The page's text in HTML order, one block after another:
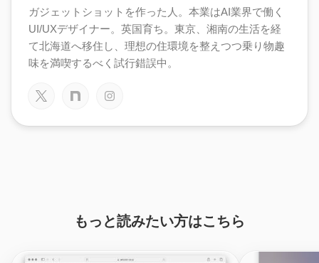
ガジェットショットを作った人。本業はAI業界で働く
UI/UXデザイナー。英国育ち。東京、湘南の生活を経
て北海道へ移住し、理想の住環境を整えつつ乗り物趣
味を満喫するべく試行錯誤中。
もっと読みたい方はこちら